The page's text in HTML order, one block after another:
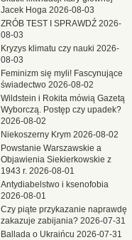
Jacek Hoga 2026-08-03
ZRÓB TEST I SPRAWDŹ 2026-
08-03
Kryzys klimatu czy nauki 2026-
08-03
Feminizm się myli! Fascynujące
świadectwo 2026-08-02
Wildstein i Rokita mówią Gazetą
Wyborczą. Postęp czy upadek?
2026-08-02
Niekoszerny Krym 2026-08-02
Powstanie Warszawskie a
Objawienia Siekierkowskie z
1943 r. 2026-08-01
Antydiabelstwo i ksenofobia
2026-08-01
Czy piąte przykazanie naprawdę
zakazuje zabijania? 2026-07-31
Ballada o Ukraińcu 2026-07-31